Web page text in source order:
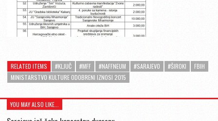
RELATED ITEMS #KLJUČ #MFF #NAFFNEUM #SARAJEVO #ŠIROKI
FBIH
MINISTARSTVO KULTURE ODOBRENI IZNOSI 2015
YOU MAY ALSO LIKE...